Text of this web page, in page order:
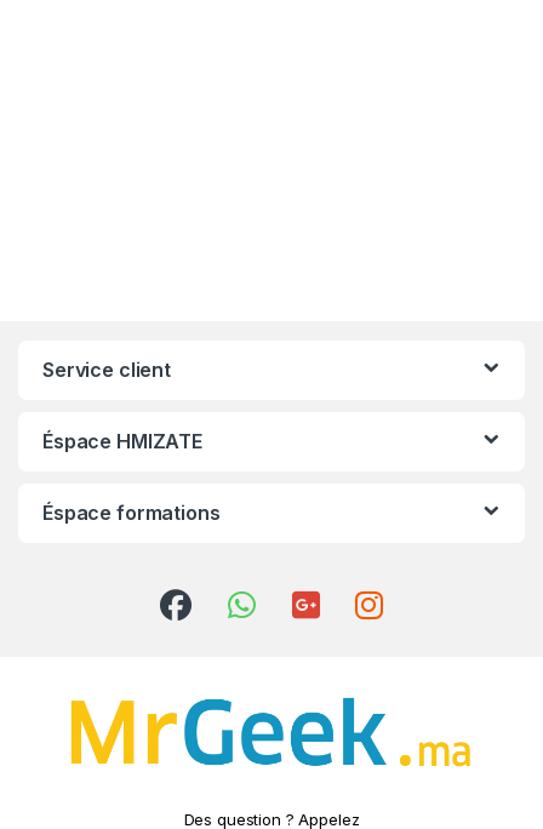
Service client
Éspace HMIZATE
Éspace formations
Des question ? Appelez